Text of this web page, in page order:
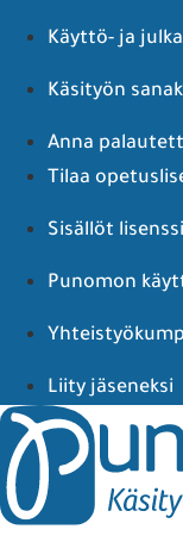
Käyttö- ja
Käsityön
Anna
Tilaa
Sisällöt
Punomon
Liity jäseneksi